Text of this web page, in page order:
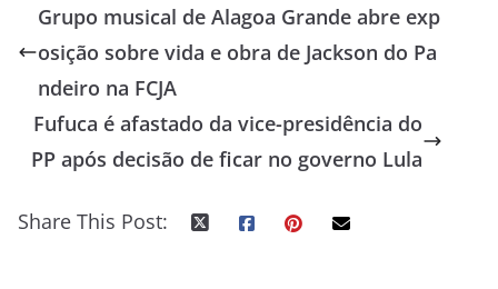
Grupo musical de Alagoa Grande abre exp
osição sobre vida e obra de Jackson do Pa
ndeiro na FCJA
Fufuca é afastado da vice-presidência do
PP após decisão de ficar no governo Lula
Share This Post: